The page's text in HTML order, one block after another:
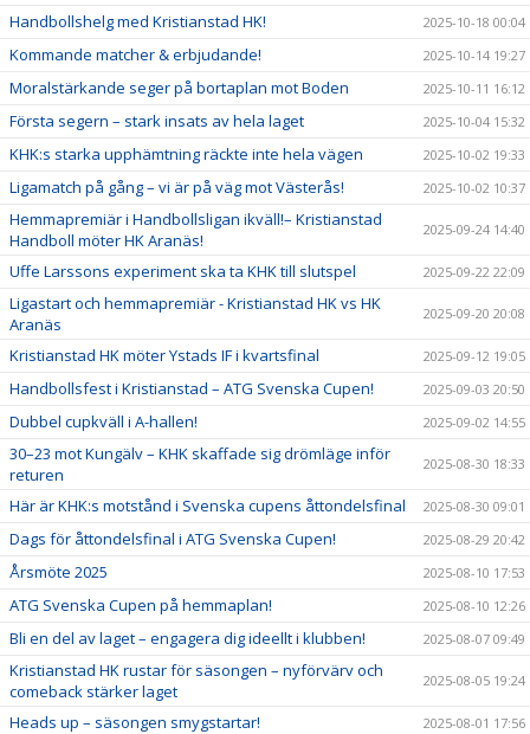
Handbollshelg med Kristianstad HK! 2025-10-18 00:04
Kommande matcher & erbjudande! 2025-10-14 19:27
Moralstärkande seger på bortaplan mot Boden 2025-10-11 16:12
Första segern – stark insats av hela laget 2025-10-04 15:32
KHK:s starka upphämtning räckte inte hela vägen 2025-10-02 19:33
Ligamatch på gång – vi är på väg mot Västerås! 2025-10-02 10:37
Hemmapremiär i Handbollsligan ikväll!– Kristianstad
Handboll möter HK Aranäs!
2025-09-24 14:40
Uffe Larssons experiment ska ta KHK till slutspel 2025-09-22 22:09
Ligastart och hemmapremiär - Kristianstad HK vs HK
Aranäs
2025-09-20 20:08
Kristianstad HK möter Ystads IF i kvartsfinal 2025-09-12 19:05
Handbollsfest i Kristianstad – ATG Svenska Cupen! 2025-09-03 20:50
Dubbel cupkväll i A-hallen! 2025-09-02 14:55
30–23 mot Kungälv – KHK skaffade sig drömläge inför
returen
2025-08-30 18:33
Här är KHK:s motstånd i Svenska cupens åttondelsfinal 2025-08-30 09:01
Dags för åttondelsfinal i ATG Svenska Cupen! 2025-08-29 20:42
Årsmöte 2025 2025-08-10 17:53
ATG Svenska Cupen på hemmaplan! 2025-08-10 12:26
Bli en del av laget – engagera dig ideellt i klubben! 2025-08-07 09:49
Kristianstad HK rustar för säsongen – nyförvärv och
comeback stärker laget
2025-08-05 19:24
Heads up – säsongen smygstartar! 2025-08-01 17:56